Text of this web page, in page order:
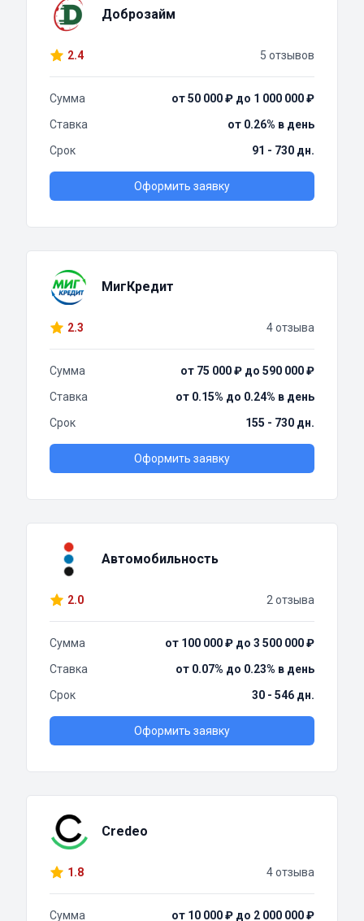
Доброзайм
2.4 5 отзывов
Сумма
от 50 000 ₽ до 1 000 000 ₽
Ставка
от 0.26% в день
Срок
91 - 730 дн.
Оформить заявку
МигКредит
2.3 4 отзыва
Сумма
от 75 000 ₽ до 590 000 ₽
Ставка
от 0.15% до 0.24% в день
Срок
155 - 730 дн.
Оформить заявку
Автомобильность
2.0 2 отзыва
Сумма
от 100 000 ₽ до 3 500 000 ₽
Ставка
от 0.07% до 0.23% в день
Срок
30 - 546 дн.
Оформить заявку
Credeo
1.8 4 отзыва
Сумма от 10 000 ₽ до 2 000 000 ₽